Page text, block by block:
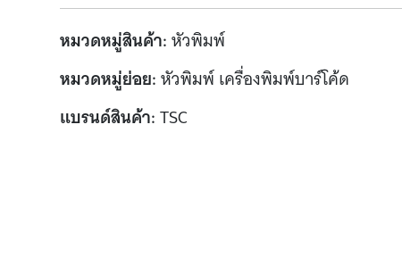
หมวดหมู่สินค้า:หัวพิมพ์
หมวดหมู่ย่อย:หัวพิมพ์ เครื่องพิมพ์บาร์โค้ด
แบรนด์สินค้า:TSC